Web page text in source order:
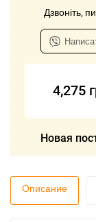
Дзвоніть,
4,275
Новая
Описание